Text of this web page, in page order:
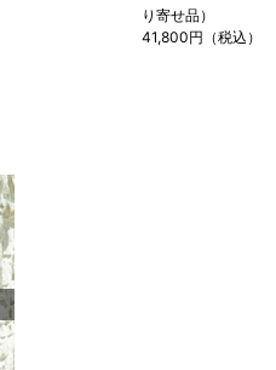
り寄せ品）
41,800円（税込）